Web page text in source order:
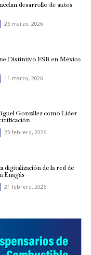
desarrollo de autos
26 marzo, 2026
Distintivo ESR en México
11 marzo, 2026
González como Líder
23 febrero, 2026
digitalización de la red de
Enagás
21 febrero, 2026